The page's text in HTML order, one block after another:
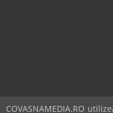
COVASNAMEDIA.RO